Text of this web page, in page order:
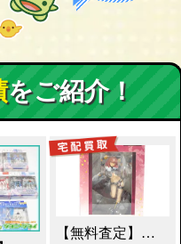
をご紹介！
【無料査定】昭和レトロ玩具歓迎 ｜ アルター 百花繚乱 千姫 買取！